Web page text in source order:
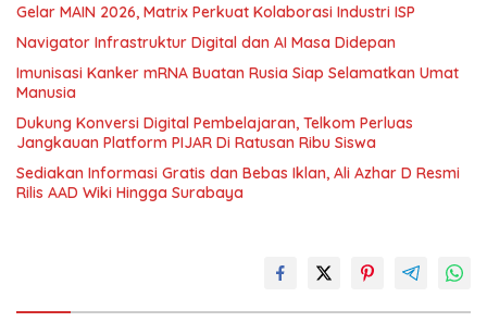
Gelar MAIN 2026, Matrix Perkuat Kolaborasi Industri ISP
Navigator Infrastruktur Digital dan AI Masa Didepan
Imunisasi Kanker mRNA Buatan Rusia Siap Selamatkan Umat
Manusia
Dukung Konversi Digital Pembelajaran, Telkom Perluas
Jangkauan Platform PIJAR Di Ratusan Ribu Siswa
Sediakan Informasi Gratis dan Bebas Iklan, Ali Azhar D Resmi
Rilis AAD Wiki Hingga Surabaya